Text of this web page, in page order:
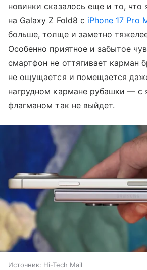
новинки сказалось еще и то, что
на Galaxy Z Fold8 с iPhone 17 Pro
больше, толще и заметно
Особенно приятное и забытое
смартфон не оттягивает карман
не ощущается и помещается
нагрудном кармане рубашки — с
флагманом так не выйдет.
Источник: Hi-Tech Mail